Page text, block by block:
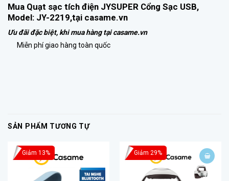
Mua Quạt sạc tích điện JYSUPER Cổng Sạc USB,
Model: JY-2219,tại casame.vn
Ưu đãi đặc biệt, khi mua hàng tạicasame.vn
Miễn phí giao hàng toàn quốc
SẢN PHẨM TƯƠNG TỰ
Giảm 13% Giảm 29%